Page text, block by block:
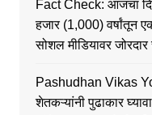
Fact Check: आजचा
हजार (1,000) वर्षांतून
सोशल मीडियावर जोरदार
Pashudhan Vikas
शेतकऱ्यांनी पुढाकार